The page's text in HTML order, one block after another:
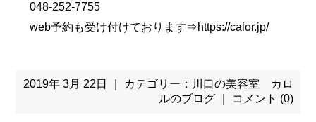
048-252-7755
web予約も受け付けております⇒https://calor.jp/
2019年 3月 22日 ｜ カテゴリー： 川口の美容室 カロ
ルのブログ｜ コメント (0)